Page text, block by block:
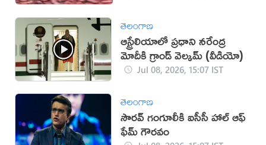
తెలంగాణ
ఆస్ట్రేలియాలో ప్రధాని నరేంద్ర
మోదీకి గ్రాండ్ వెల్కమ్ (వీడియో)
Jul 08, 2026, 15:07 IST
తెలంగాణ
సౌరవ్ గంగూలీకి ఐసీసీ హాల్ ఆఫ్
ఫేమ్ గౌరవం